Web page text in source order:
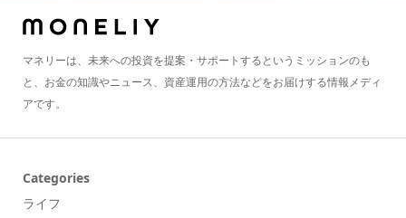
マネリーは、未来への投資を提案・サポートするというミッションのも
と、お金の知識やニュース、資産運用の方法などをお届けする情報メディ
アです。
Categories
ライフ